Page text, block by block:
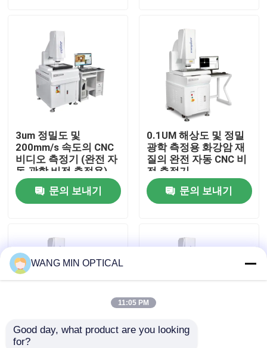
비디오
우리 에 관한 것
공장 투어
품질 관리
뉴스
CNC 비전 길이 측정기
3um 정밀도 및
200mm/s 속도의 CNC
비디오 측정기 (완전 자
동 광학 비전 측정용)
문의 보내기
0.1UM 해상도 및 정밀
광학 측정용 화강암 재
질의 완전 자동 CNC 비
전 측정기
문의 보내기
0.1um 해상도 및 정밀
WANG MIN OPTICAL
11:05 PM
Good day, what product are you looking
for?